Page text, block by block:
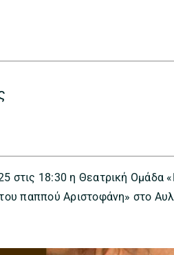
στις 18:30 η Θεατρική Ομάδα
παππού Αριστοφάνη» στο